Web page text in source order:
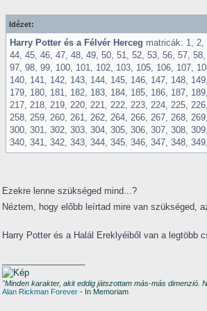
Idézet:
Harry Potter és a Félvér Herceg matricák: 1, 2,
44, 45, 46, 47, 48, 49, 50, 51, 52, 53, 56, 57,
97, 98, 99, 100, 101, 102, 103, 105, 106, 107,
140, 141, 142, 143, 144, 145, 146, 147, 148,
179, 180, 181, 182, 183, 184, 185, 186, 187,
217, 218, 219, 220, 221, 222, 223, 224, 225,
258, 259, 260, 261, 262, 264, 266, 267, 268,
300, 301, 302, 303, 304, 305, 306, 307, 308,
340, 341, 342, 343, 344, 345, 346, 347, 348,
Ezekre lenne szükséged mind...?
Néztem, hogy előbb leírtad mire van szükséged,
Harry Potter és a Halál Ereklyéiből van a legtöbb
"Minden karakter, akit eddig játszottam más-más
Alan Rickman Forever - In Memoriam